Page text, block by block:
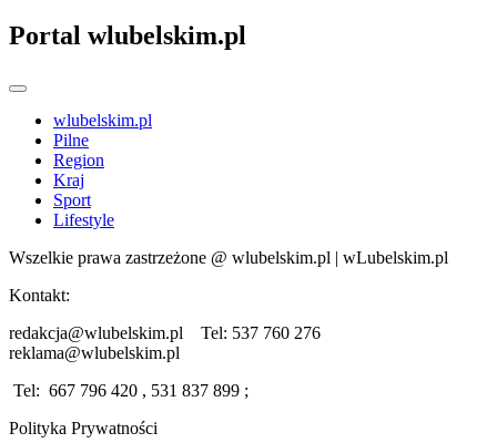
Portal wlubelskim.pl
wlubelskim.pl
Pilne
Region
Kraj
Sport
Lifestyle
Wszelkie prawa zastrzeżone @ wlubelskim.pl | wLubelskim.pl
Kontakt:
redakcja@wlubelskim.pl Tel: 537 760 276
reklama@wlubelskim.pl
Tel: 667 796 420 , 531 837 899 ;
Polityka Prywatności